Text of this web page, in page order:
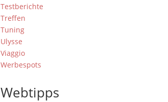
Testberichte
Treffen
Tuning
Ulysse
Viaggio
Werbespots
Webtipps